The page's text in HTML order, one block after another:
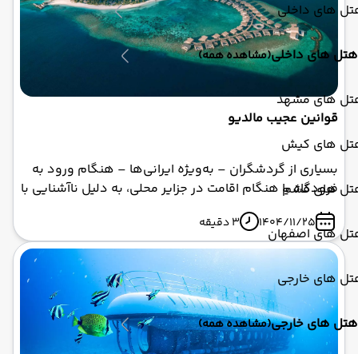
های داخلی
هتل های داخلی(مشاهده همه)
های مشهد
های کیش
های قشم
های اصفهان
های خارجی
هتل های خارجی(مشاهده همه)
قوانین عجیب مالدیو
بسیاری از گردشگران – به‌ویژه ایرانی‌ها – هنگام ورود به
فرودگاه یا هنگام اقامت در جزایر محلی، به دلیل ناآشنایی با
این قوانین، با مشکلات جدی از جمله ضبط وسایل،
جریمه‌های سنگین یا حتی اخراج از کشور مواجه می‌شوند. در
این مقاله (بر اساس آخرین اطلاعات رسمی تا فوریه ۲۰۲۶ از
منابع معتبر مانند وزارت گردشگری مالدیو، وزارت امور خارجه
آمریکا، FCDO بریتانیا و تجربیات واقعی مسافران)، به طور
کامل به بررسی قوانین عجیب و غریب این کشور می‌پردازیم
تا بتوانید سفری بدون استرس و کاملاً لذت‌بخش داشته
باشید.
1404/11/25 3 دقیقه